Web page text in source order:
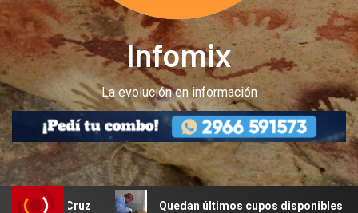
Infomix
La evolución en información
Cruz Quedan últimos cupos disponibles para